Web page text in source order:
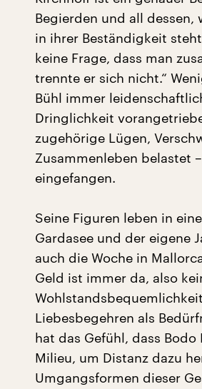
Begierden und all dessen,
in ihrer Beständigkeit
keine Frage, dass man
trennte er sich nicht.“
Bühl immer
Dringlichkeit
zugehörige Lügen,
Zusammenleben belastet
eingefangen.
Seine Figuren leben in
Gardasee und der eigene
auch die Woche in
Geld ist immer da, also
Liebesbegehren als
hat das Gefühl, dass
Milieu, um Distanz dazu
Umgangsformen dieser